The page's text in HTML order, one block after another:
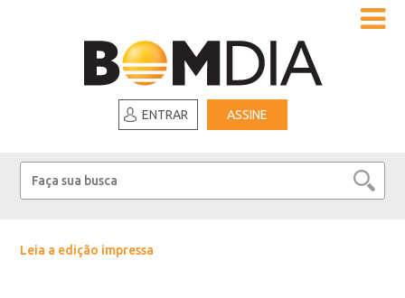
ENTRAR ASSINE
Leia a edição impressa